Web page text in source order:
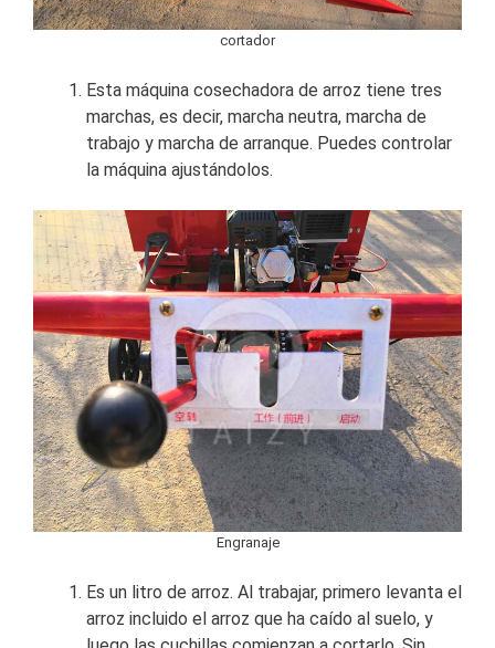
cortador
Esta máquina cosechadora de arroz tiene tres
marchas, es decir, marcha neutra, marcha de
trabajo y marcha de arranque. Puedes controlar
la máquina ajustándolos.
Engranaje
Es un litro de arroz. Al trabajar, primero levanta el
arroz incluido el arroz que ha caído al suelo, y